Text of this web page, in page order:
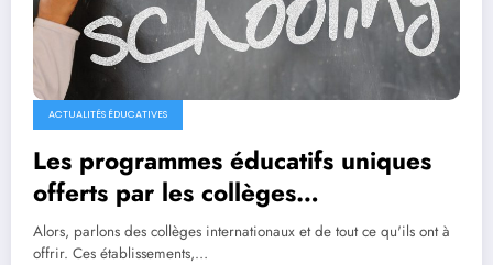
ACTUALITÉS ÉDUCATIVES
Les programmes éducatifs uniques
offerts par les collèges
internationaux
Alors, parlons des collèges internationaux et de tout ce qu'ils ont à
offrir. Ces établissements,…